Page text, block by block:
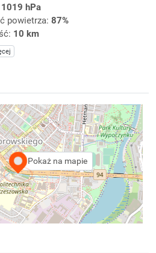
1019 hPa
powietrza: 87%
10 km
Pokaż na mapie